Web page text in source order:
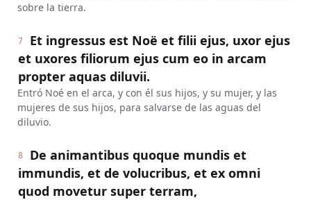
sobre la tierra.
7
Et ingressus est Noë et filii ejus, uxor ejus
et uxores filiorum ejus cum eo in arcam
propter aquas diluvii.
Entró Noé en el arca, y con él sus hijos, y su mujer, y las
mujeres de sus hijos, para salvarse de las aguas del
diluvio.
8
De animantibus quoque mundis et
immundis, et de volucribus, et ex omni
quod movetur super terram,